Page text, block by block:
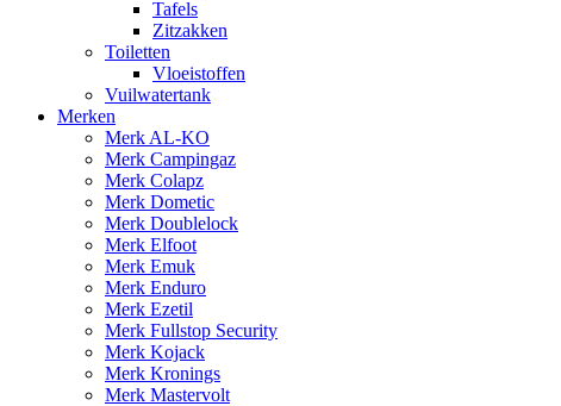
Tafels
Zitzakken
Toiletten
Vloeistoffen
Vuilwatertank
Merken
Merk AL-KO
Merk Campingaz
Merk Colapz
Merk Dometic
Merk Doublelock
Merk Elfoot
Merk Emuk
Merk Enduro
Merk Ezetil
Merk Fullstop Security
Merk Kojack
Merk Kronings
Merk Mastervolt